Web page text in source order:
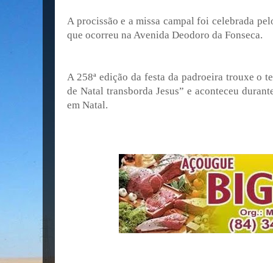
A procissão e a missa campal foi celebrada
que ocorreu na Avenida Deodoro da Fonseca.
A 258ª edição da festa da padroeira trouxe o
de Natal transborda Jesus” e aconteceu
em Natal.